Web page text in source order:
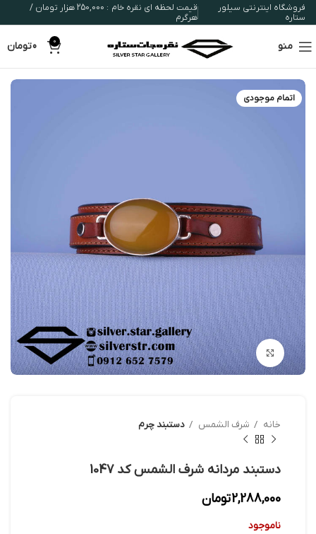
فروشگاه اینترنتی سیلور
ستاره
قیمت لحظه ای نقره خام : 250,000 هزار تومان /
هرگرم
منو 0
0تومان
اتمام موجودی
بزرگنمایی تصویر
خانه شرف الشمس دستبند چرم
دستبند مردانه شرف الشمس کد 1047
2,288,000تومان
ناموجود